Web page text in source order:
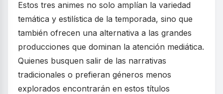
Estos tres animes no solo amplían la variedad
temática y estilística de la temporada, sino que
también ofrecen una alternativa a las grandes
producciones que dominan la atención mediática.
Quienes busquen salir de las narrativas
tradicionales o prefieran géneros menos
explorados encontrarán en estos títulos